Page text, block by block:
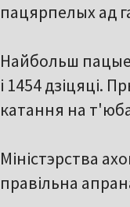
пацярпелых ад
Найбольш
і 1454 дзіцяці.
катання на
Міністэрства
правільна